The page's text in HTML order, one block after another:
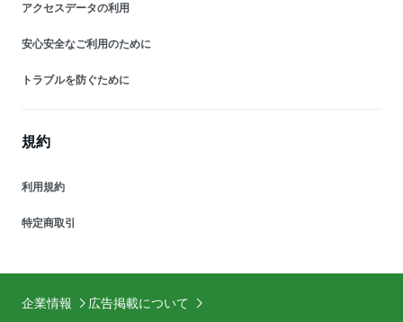
アクセスデータの利用
安心安全なご利用のために
トラブルを防ぐために
規約
利用規約
特定商取引
企業情報 広告掲載について